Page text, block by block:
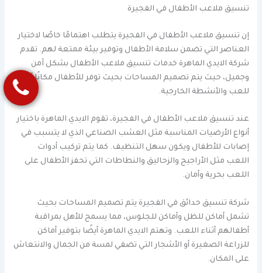
تنسيق ملاعب الأطفال في الفجيرة
إن تنسيق ملاعب الأطفال في الفجيرة يتطلب اهتمامًا خاصًا لاختيار
العناصر التي تضمن سلامة الأطفال وتوفير بيئة ممتعة لهم. تقدم
شركة الايدي الماهرة خدمات تنسيق ملاعب الأطفال بشكل آمن
وجميل، حيث يتم تصميم المساحات بحيث توفر للأطفال مكانًا آمنًا
للعب والأنشطة الخارجية.
عند تنسيق ملاعب الأطفال في الفجيرة، تقوم الايدي الماهرة باختيار
أنواع الأرضيات المناسبة مثل العشب الصناعي الذي لا يتسبب في
إصابات للأطفال ويكون سهل التنظيف. كما يتم تركيب أدوات
اللعب مثل الأراجيح والزحاليق والنطاطات التي تحفز الأطفال على
اللعب بحرية وأمان.
شركة تنسيق حدائق في الفجيرة يتم تصميم المساحات بحيث
تشمل أماكن للظل وأماكن للجلوس، مما يسمح للأهل بمراقبة
أطفالهم أثناء اللعب. وتهتم الايدي الماهرة أيضًا بتوفير أماكن
للزراعة الصغيرة أو الأشجار التي تضفي لمسة من الجمال والانتعاش
على المكان.